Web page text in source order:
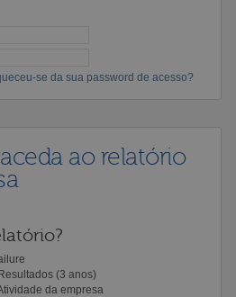
se da sua password de acesso?
ao relatório
(3 anos)
da empresa